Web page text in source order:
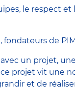
le respect
de
un projet,
ce projet vit une
et de